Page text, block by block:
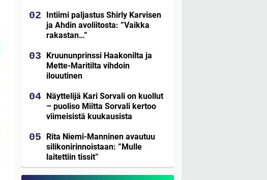
Intiimi paljastus Shirly Karvisen
ja Ahdin avoliitosta: ”Vaikka
rakastan…”
Kruununprinssi Haakonilta ja
Mette-Maritilta vihdoin
ilouutinen
Näyttelijä Kari Sorvali on kuollut
– puoliso Miitta Sorvali kertoo
viimeisistä kuukausista
Rita Niemi-Manninen avautuu
silikonirinnoistaan: ”Mulle
laitettiin tissit”